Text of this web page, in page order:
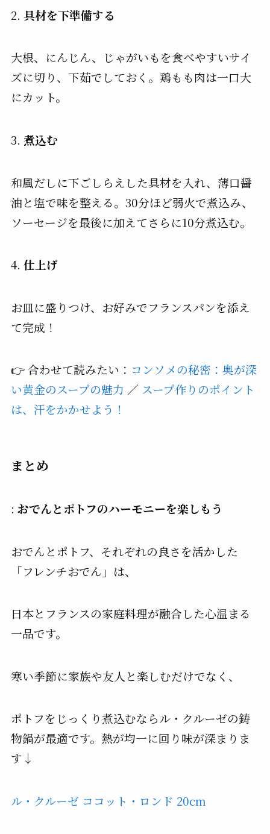
2. 具材を下準備する
大根、にんじん、じゃがいもを食べやすいサイ
ズに切り、下茹でしておく。鶏もも肉は一口大
にカット。
3. 煮込む
和風だしに下ごしらえした具材を入れ、薄口醤
油と塩で味を整える。30分ほど弱火で煮込み、
ソーセージを最後に加えてさらに10分煮込む。
4. 仕上げ
お皿に盛りつけ、お好みでフランスパンを添え
て完成！
👉 合わせて読みたい： コンソメの秘密：奥が深
い黄金のスープの魅力 ／ スープ作りのポイント
は、汗をかかせよう！
まとめ
: おでんとポトフのハーモニーを楽しもう
おでんとポトフ、それぞれの良さを活かした
「フレンチおでん」は、
日本とフランスの家庭料理が融合した心温まる
一品です。
寒い季節に家族や友人と楽しむだけでなく、
ポトフをじっくり煮込むならル・クルーゼの鋳
物鍋が最適です。熱が均一に回り味が深まりま
す↓
ル・クルーゼ ココット・ロンド 20cm